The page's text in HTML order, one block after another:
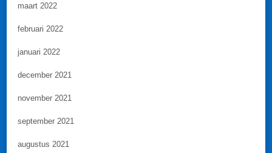
maart 2022
februari 2022
januari 2022
december 2021
november 2021
september 2021
augustus 2021